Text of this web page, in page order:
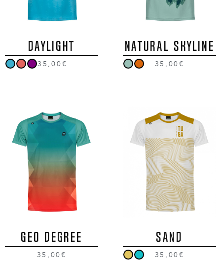
DAYLIGHT
35,00€
NATURAL SKYLINE
35,00€
GEO DEGREE
35,00€
SAND
35,00€